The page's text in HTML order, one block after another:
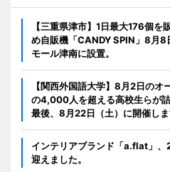
【三重県津市】1日最大176個
め自販機「CANDY SPIN」8月8
モール津南に設置。
【関西外国語大学】8月2日の
の4,000人を超える高校生らが
最後、8月22日（土）に開催し
インテリアブランド「a.flat」
迎えました。